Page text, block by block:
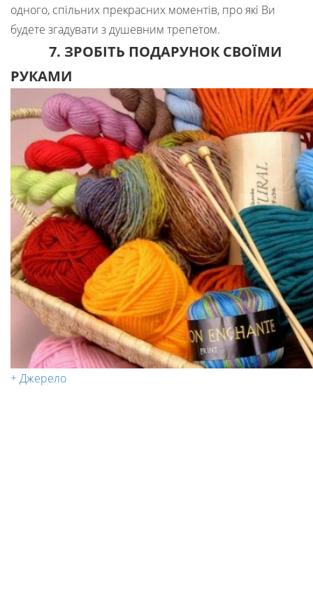
одного, спільних прекрасних моментів, про які Ви
будете згадувати з душевним трепетом.
7. ЗРОБІТЬ ПОДАРУНОК СВОЇМИ
РУКАМИ
+ Джерело